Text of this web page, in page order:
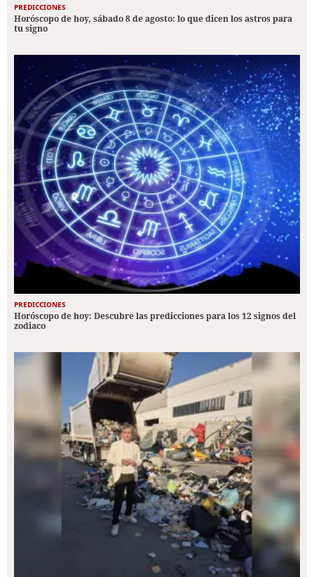
PREDICCIONES
Horóscopo de hoy, sábado 8 de agosto: lo que dicen los astros para
tu signo
PREDICCIONES
Horóscopo de hoy: Descubre las predicciones para los 12 signos del
zodiaco